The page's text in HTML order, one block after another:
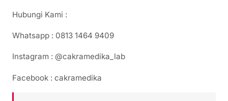
Hubungi Kami :
Whatsapp : 0813 1464 9409
Instagram : @cakramedika_lab
Facebook : cakramedika